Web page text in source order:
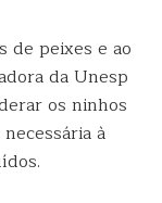
de peixes e ao
da Unesp
os ninhos
à